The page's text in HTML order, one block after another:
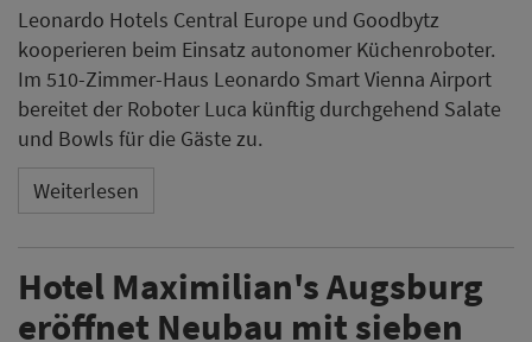
Leonardo Hotels Central Europe und Goodbytz
kooperieren beim Einsatz autonomer Küchenroboter.
Im 510-Zimmer-Haus Leonardo Smart Vienna Airport
bereitet der Roboter Luca künftig durchgehend Salate
und Bowls für die Gäste zu.
Weiterlesen
Hotel Maximilian's Augsburg
eröffnet Neubau mit sieben